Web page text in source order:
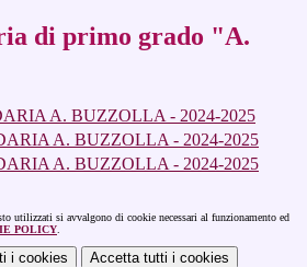
di primo grado "A.
A. BUZZOLLA - 2024-2025
A. BUZZOLLA - 2024-2025
A. BUZZOLLA - 2024-2025
utilizzati si avvalgono di cookie necessari al funzionamento ed
POLICY
i cookies Accetta tutti i cookies